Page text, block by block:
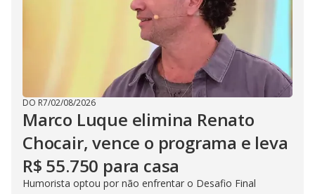
DO R7/02/08/2026
Marco Luque elimina Renato
Chocair, vence o programa e leva
R$ 55.750 para casa
Humorista optou por não enfrentar o Desafio Final